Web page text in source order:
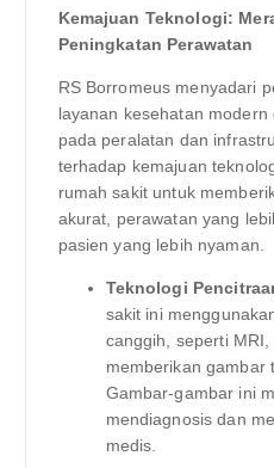
Kemajuan Teknologi:
Peningkatan Perawatan
RS Borromeus menyadari
layanan kesehatan
pada peralatan dan
terhadap kemajuan
rumah sakit untuk
akurat, perawatan yang
pasien yang lebih nyaman.
Teknologi
sakit ini
canggih, seperti
memberikan gambar
Gambar-gambar ini
mendiagnosis dan
medis.